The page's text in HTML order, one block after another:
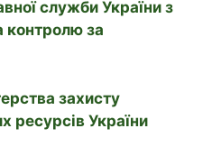
служби України з
контролю за
захисту
ресурсів України